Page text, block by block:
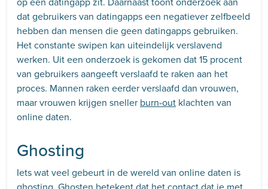
dat gebruikers van datingapps een negatiever zelfbeeld
hebben dan mensen die geen datingapps gebruiken.
Het constante swipen kan uiteindelijk verslavend
werken. Uit een onderzoek is gekomen dat 15 procent
van gebruikers aangeeft verslaafd te raken aan het
proces. Mannen raken eerder verslaafd dan vrouwen,
maar vrouwen krijgen sneller burn-out klachten van
online daten.
Ghosting
Iets wat veel gebeurt in de wereld van online daten is
ghosting. Ghosten betekent dat het contact dat je met